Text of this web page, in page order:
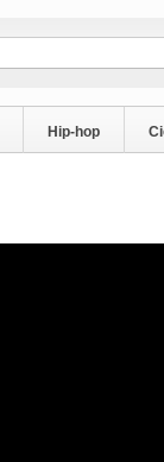
Hip-hop